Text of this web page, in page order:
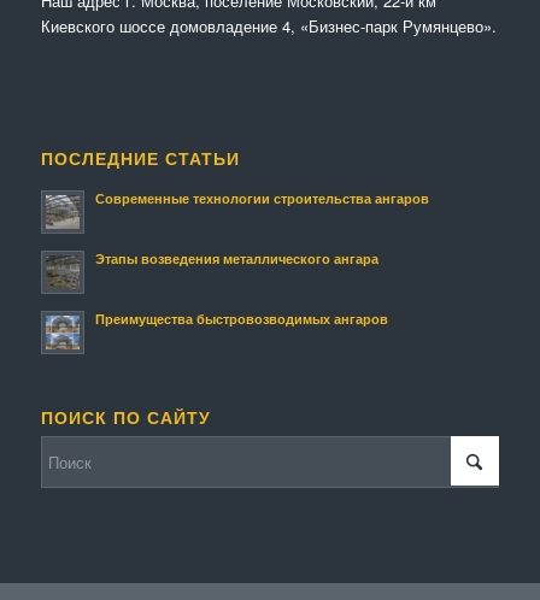
Киевского шоссе домовладение 4, «Бизнес-парк Румянцево».
ПОСЛЕДНИЕ СТАТЬИ
Современные технологии строительства ангаров
Этапы возведения металлического ангара
Преимущества быстровозводимых ангаров
ПОИСК ПО САЙТУ